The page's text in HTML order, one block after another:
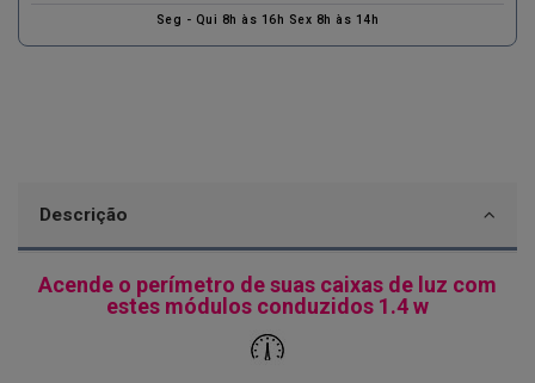
Seg - Qui 8h às 16h Sex 8h às 14h
Descrição
Acende o perímetro de suas caixas de luz com
estes módulos conduzidos 1.4 w